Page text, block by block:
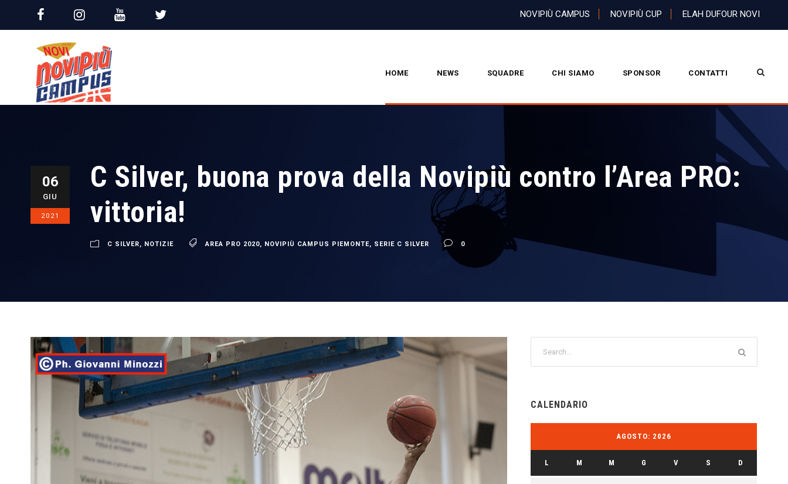
NOVIPIÙ CAMPUS NOVIPIÙ CUP ELAH DUFOUR NOVI
HOME NEWS SQUADRE CHI SIAMO SPONSOR CONTATTI
06
GIU
2021
C Silver, buona prova della Novipiù contro l’Area PRO:
vittoria!
C SILVER, NOTIZIE AREA PRO 2020, NOVIPIÙ CAMPUS PIEMONTE, SERIE C SILVER 0
CALENDARIO
AGOSTO: 2026
L M M G V S D